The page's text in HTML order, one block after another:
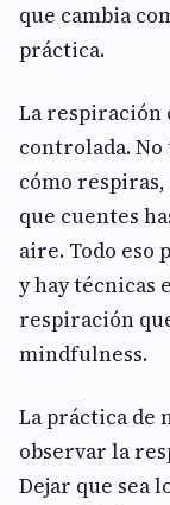
que cambia
práctica.
La respiración
controlada.
cómo
que cuentes
aire. Todo eso
y hay técnicas
respiración
mindfulness.
La práctica de
observar la
Dejar que sea